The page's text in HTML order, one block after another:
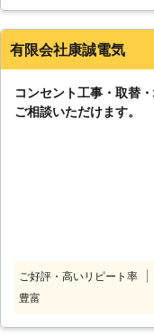
有限会社康誠電気
コンセント工事・取替
ご相談いただけます。
ご好評・高いリピート率
豊富